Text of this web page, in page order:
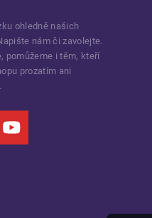
ohledně našich
nám či zavolejte.
pomůžeme i těm, kteří
prozatím ani